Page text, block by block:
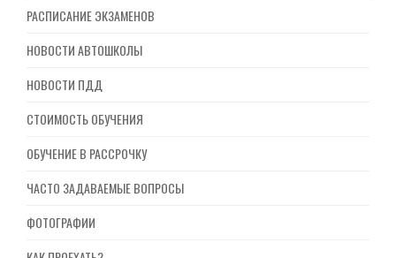
РАСПИСАНИЕ ЭКЗАМЕНОВ
НОВОСТИ АВТОШКОЛЫ
НОВОСТИ ПДД
СТОИМОСТЬ ОБУЧЕНИЯ
ОБУЧЕНИЕ В РАССРОЧКУ
ЧАСТО ЗАДАВАЕМЫЕ ВОПРОСЫ
ФОТОГРАФИИ